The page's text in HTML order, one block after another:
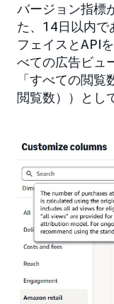
バージョン指標
た、14日以内で
フェイスとAPI
べての広告ビュ
「すべての閲
閲覧数））とし